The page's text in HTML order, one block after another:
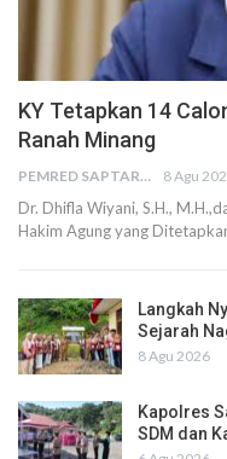
KY Tetapkan 14
Ranah Minang
PEMRED SAPTARIUS 8 Agu
Dr. Dhifla Wiyani, S.H.,
Hakim Agung yang
Langkah
Sejarah
8 Agu 2026
Kapolres
SDM dan